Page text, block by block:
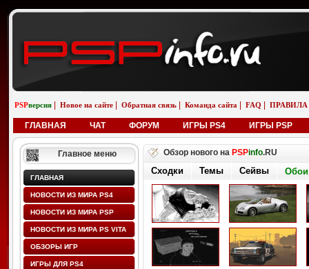
PSPверсия Новое на сайте Обратная связь Команда сайта FAQ ПРАВИЛА
ГЛАВНАЯ ЧАТ ФОРУМ ИГРЫ PS4 ИГРЫ PSP
Главное меню
ГЛАВНАЯ
НОВОСТИ ИЗ МИРА PS4
НОВОСТИ ИЗ МИРА PSP
НОВОСТИ ИЗ МИРА PS VITA
ОБЗОРЫ ИГР
ИГРЫ ДЛЯ PS4
Обзор нового на PSPinfo.RU
Сходки Темы Сейвы Обои